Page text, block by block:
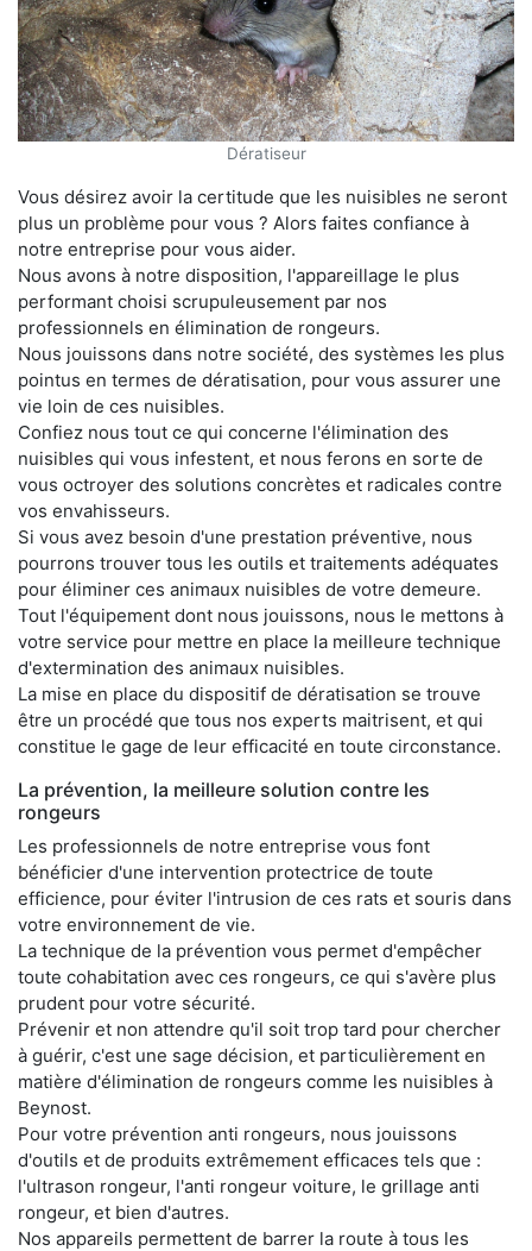
Dératiseur
Vous désirez avoir la certitude que les nuisibles ne seront
plus un problème pour vous ? Alors faites confiance à
notre entreprise pour vous aider.
Nous avons à notre disposition, l'appareillage le plus
performant choisi scrupuleusement par nos
professionnels en élimination de rongeurs.
Nous jouissons dans notre société, des systèmes les plus
pointus en termes de dératisation, pour vous assurer une
vie loin de ces nuisibles.
Confiez nous tout ce qui concerne l'élimination des
nuisibles qui vous infestent, et nous ferons en sorte de
vous octroyer des solutions concrètes et radicales contre
vos envahisseurs.
Si vous avez besoin d'une prestation préventive, nous
pourrons trouver tous les outils et traitements adéquates
pour éliminer ces animaux nuisibles de votre demeure.
Tout l'équipement dont nous jouissons, nous le mettons à
votre service pour mettre en place la meilleure technique
d'extermination des animaux nuisibles.
La mise en place du dispositif de dératisation se trouve
être un procédé que tous nos experts maitrisent, et qui
constitue le gage de leur efficacité en toute circonstance.
La prévention, la meilleure solution contre les
rongeurs
Les professionnels de notre entreprise vous font
bénéficier d'une intervention protectrice de toute
efficience, pour éviter l'intrusion de ces rats et souris dans
votre environnement de vie.
La technique de la prévention vous permet d'empêcher
toute cohabitation avec ces rongeurs, ce qui s'avère plus
prudent pour votre sécurité.
Prévenir et non attendre qu'il soit trop tard pour chercher
à guérir, c'est une sage décision, et particulièrement en
matière d'élimination de rongeurs comme les nuisibles à
Beynost.
Pour votre prévention anti rongeurs, nous jouissons
d'outils et de produits extrêmement efficaces tels que :
l'ultrason rongeur, l'anti rongeur voiture, le grillage anti
rongeur, et bien d'autres.
Nos appareils permettent de barrer la route à tous les